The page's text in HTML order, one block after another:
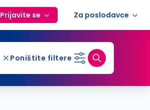
Prijavite se Za poslodavce
Poništite filtere